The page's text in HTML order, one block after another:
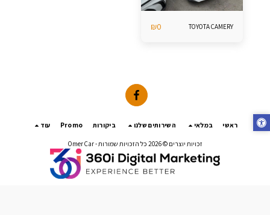
TOYOTA CAMERY
₪0
ראשי במלאי השירותים שלנו ביקורות Promo עוד
זכויות יוצרים © 2026 כל הזכויות שמורות - Omer Car